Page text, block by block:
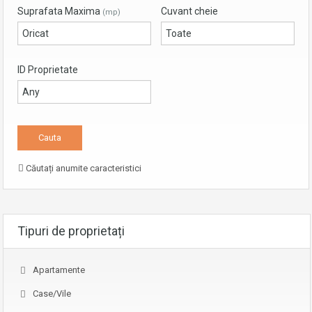
Suprafata Maxima (mp) Cuvant cheie
ID Proprietate
Căutați anumite caracteristici
Tipuri de proprietați
Apartamente
Case/Vile